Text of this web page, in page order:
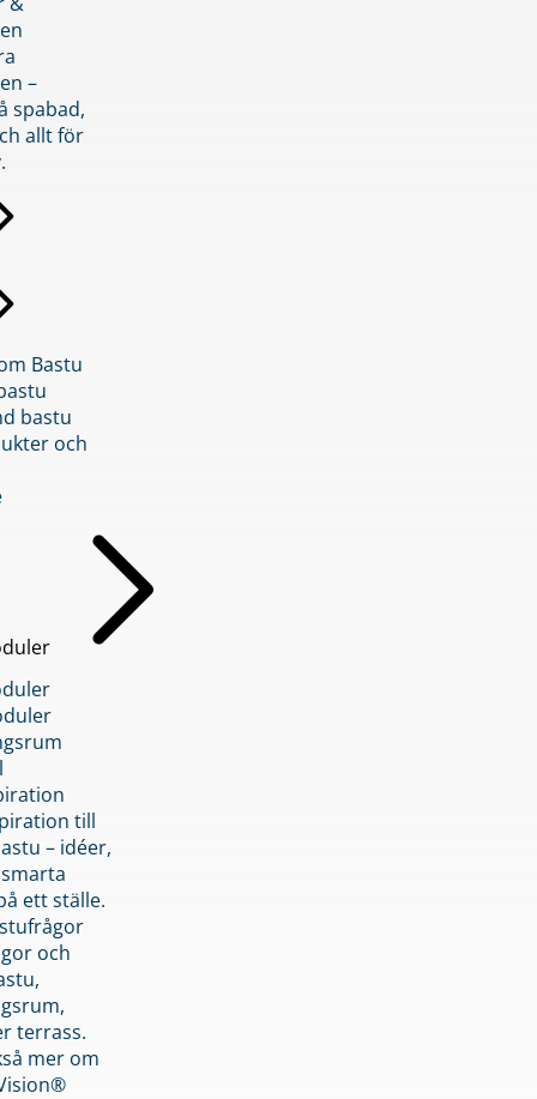
–
spabad,
allt för
Bastu
bastu
och
till
– idéer,
ett ställe.
och
terrass.
mer om